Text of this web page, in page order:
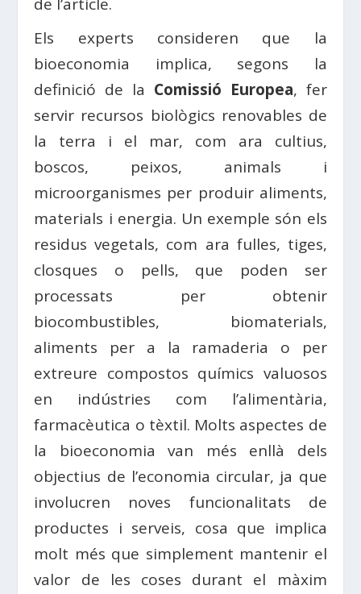
Els experts consideren que la
bioeconomia implica, segons la
definició de la Comissió Europea, fer
servir recursos biològics renovables de
la terra i el mar, com ara cultius,
boscos, peixos, animals i
microorganismes per produir aliments,
materials i energia. Un exemple són els
residus vegetals, com ara fulles, tiges,
closques o pells, que poden ser
processats per obtenir
biocombustibles, biomaterials,
aliments per a la ramaderia o per
extreure compostos químics valuosos
en indústries com l’alimentària,
farmacèutica o tèxtil. Molts aspectes de
la bioeconomia van més enllà dels
objectius de l’economia circular, ja que
involucren noves funcionalitats de
productes i serveis, cosa que implica
molt més que simplement mantenir el
valor de les coses durant el màxim